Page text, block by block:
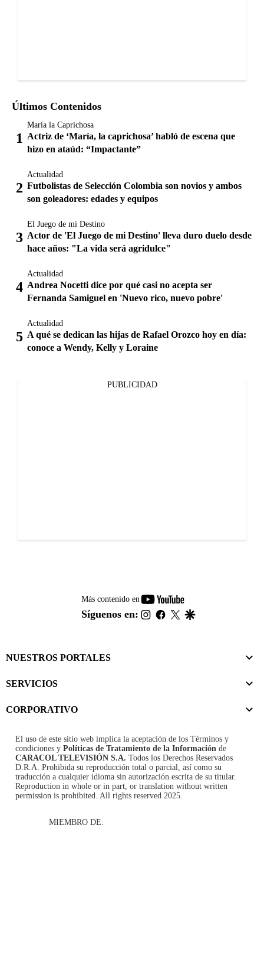
Últimos Contenidos
María la Caprichosa
Actriz de ‘María, la caprichosa’ habló de escena que
hizo en ataúd: “Impactante”
Actualidad
Futbolistas de Selección Colombia son novios y ambos
son goleadores: edades y equipos
El Juego de mi Destino
Actor de 'El Juego de mi Destino' lleva duro duelo desde
hace años: "La vida será agridulce"
Actualidad
Andrea Nocetti dice por qué casi no acepta ser
Fernanda Samiguel en 'Nuevo rico, nuevo pobre'
Actualidad
A qué se dedican las hijas de Rafael Orozco hoy en día:
conoce a Wendy, Kelly y Loraine
PUBLICIDAD
Más contenido en
youtube-
footer
Síguenos en: instagram
facebook
twitter
NUESTROS PORTALES
SERVICIOS
CORPORATIVO
El uso de este sitio web implica la aceptación de los Términos y
condiciones y Políticas de Tratamiento de la Información de
CARACOL TELEVISIÓN S.A. Todos los Derechos Reservados
D.R.A. Prohibida su reproducción total o parcial, así como su
traducción a cualquier idioma sin autorización escrita de su titular.
Reproduction in whole or in part, or translation without written
permission is prohibited. All rights reserved 2025.
MIEMBRO DE: